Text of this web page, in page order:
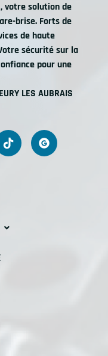
votre solution de
brise. Forts de
de haute
sécurité sur la
pour une
LES AUBRAIS